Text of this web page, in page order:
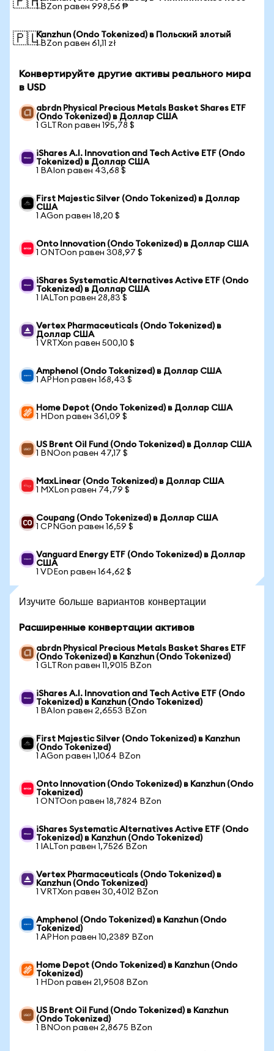
1 BZon равен 998,56 ₱
🇵🇱Kanzhun (Ondo Tokenized) в Польский злотый
1 BZon равен 61,11 zł
Конвертируйте другие активы реального мира
в USD
abrdn Physical Precious Metals Basket Shares ETF
(Ondo Tokenized) в Доллар США
1 GLTRon равен 195,78 $
iShares A.I. Innovation and Tech Active ETF (Ondo
Tokenized) в Доллар США
1 BAIon равен 43,68 $
First Majestic Silver (Ondo Tokenized) в Доллар
США
1 AGon равен 18,20 $
Onto Innovation (Ondo Tokenized) в Доллар США
1 ONTOon равен 308,97 $
iShares Systematic Alternatives Active ETF (Ondo
Tokenized) в Доллар США
1 IALTon равен 28,83 $
Vertex Pharmaceuticals (Ondo Tokenized) в
Доллар США
1 VRTXon равен 500,10 $
Amphenol (Ondo Tokenized) в Доллар США
1 APHon равен 168,43 $
Home Depot (Ondo Tokenized) в Доллар США
1 HDon равен 361,09 $
US Brent Oil Fund (Ondo Tokenized) в Доллар США
1 BNOon равен 47,17 $
MaxLinear (Ondo Tokenized) в Доллар США
1 MXLon равен 74,79 $
Coupang (Ondo Tokenized) в Доллар США
1 CPNGon равен 16,59 $
Vanguard Energy ETF (Ondo Tokenized) в Доллар
США
1 VDEon равен 164,62 $
Изучите больше вариантов конвертации
Расширенные конвертации активов
abrdn Physical Precious Metals Basket Shares ETF
(Ondo Tokenized) в Kanzhun (Ondo Tokenized)
1 GLTRon равен 11,9015 BZon
iShares A.I. Innovation and Tech Active ETF (Ondo
Tokenized) в Kanzhun (Ondo Tokenized)
1 BAIon равен 2,6553 BZon
First Majestic Silver (Ondo Tokenized) в Kanzhun
(Ondo Tokenized)
1 AGon равен 1,1064 BZon
Onto Innovation (Ondo Tokenized) в Kanzhun (Ondo
Tokenized)
1 ONTOon равен 18,7824 BZon
iShares Systematic Alternatives Active ETF (Ondo
Tokenized) в Kanzhun (Ondo Tokenized)
1 IALTon равен 1,7526 BZon
Vertex Pharmaceuticals (Ondo Tokenized) в
Kanzhun (Ondo Tokenized)
1 VRTXon равен 30,4012 BZon
Amphenol (Ondo Tokenized) в Kanzhun (Ondo
Tokenized)
1 APHon равен 10,2389 BZon
Home Depot (Ondo Tokenized) в Kanzhun (Ondo
Tokenized)
1 HDon равен 21,9508 BZon
US Brent Oil Fund (Ondo Tokenized) в Kanzhun
(Ondo Tokenized)
1 BNOon равен 2,8675 BZon